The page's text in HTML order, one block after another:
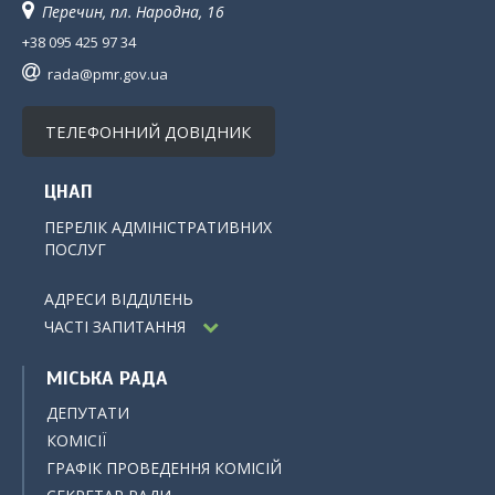
Перечин, пл. Народна, 16
+38 095 425 97 34
rada@pmr.gov.ua
ТЕЛЕФОННИЙ ДОВІДНИК
ЦНАП
ПЕРЕЛІК АДМІНІСТРАТИВНИХ
ПОСЛУГ
АДРЕСИ ВІДДІЛЕНЬ
ЧАСТІ ЗАПИТАННЯ
МІСЬКА РАДА
ДЕПУТАТИ
КОМІСІЇ
ГРАФІК ПРОВЕДЕННЯ КОМІСІЙ